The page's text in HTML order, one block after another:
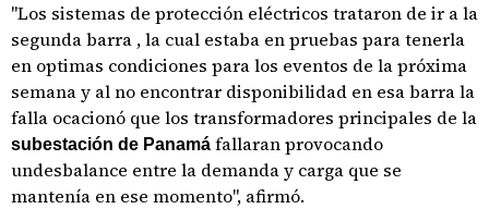
"Los sistemas de protección eléctricos trataron de ir a la
segunda barra , la cual estaba en pruebas para tenerla
en optimas condiciones para los eventos de la próxima
semana y al no encontrar disponibilidad en esa barra la
falla ocacionó que los transformadores principales de la
subestación de Panamá fallaran provocando
undesbalance entre la demanda y carga que se
mantenía en ese momento", afirmó.